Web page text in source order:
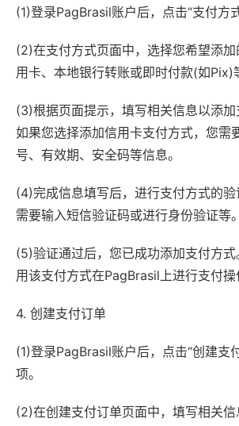
(1)登录PagBrasil账户后，点击“支付方
(2)在支付方式页面中，选择您希望添
用卡、本地银行转账或即时付款(如Pix)
(3)根据页面提示，填写相关信息以添加
如果您选择添加信用卡支付方式，您需
号、有效期、安全码等信息。
(4)完成信息填写后，进行支付方式的
需要输入短信验证码或进行身份验证等。
(5)验证通过后，您已成功添加支付方
用该支付方式在PagBrasil上进行支付操
4. 创建支付订单
(1)登录PagBrasil账户后，点击“创建支
项。
(2)在创建支付订单页面中，填写相关